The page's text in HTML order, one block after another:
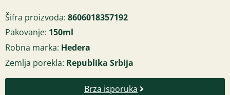
Šifra proizvoda: 8606018357192
Pakovanje: 150ml
Robna marka: Hedera
Zemlja porekla: Republika Srbija
Brza isporuka